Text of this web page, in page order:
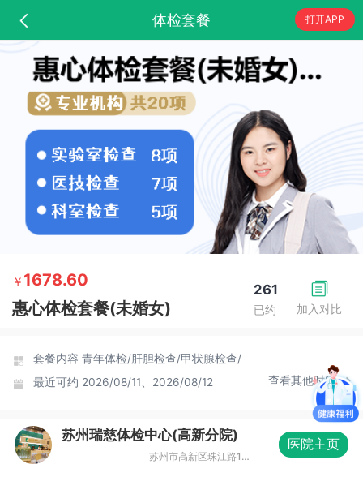
体检套餐 打开APP
加入对比
261
已约
￥ 1678.60
惠心体检套餐(未婚女)
套餐内容 青年体检/肝胆检查/甲状腺检查/
最近可约 2026/08/11、2026/08/12 查看其他时间
苏州瑞慈体检中心(高新分院)
苏州市高新区珠江路117号创新中心大厦B座4-5F
医院主页